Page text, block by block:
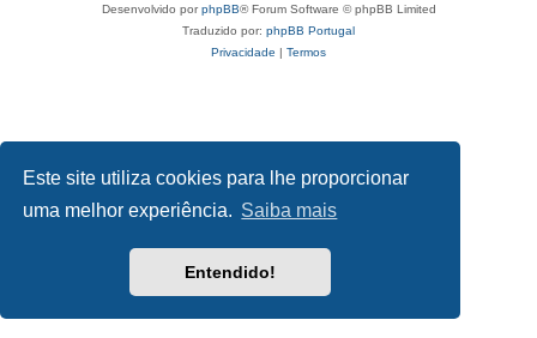
Este site utiliza cookies para lhe proporcionar
uma melhor experiência. Saiba mais
Entendido!
Desenvolvido porphpBB® Forum Software © phpBB Limited
Traduzido por: phpBB Portugal
Privacidade | Termos